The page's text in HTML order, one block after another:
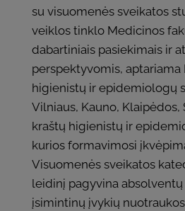
su visuomenės sveikatos
veiklos tinklo Medicinos
dabartiniais pasiekimais ir
perspektyvomis, aptariama
higienistų ir epidemiologų
Vilniaus, Kauno, Klaipėdos,
kraštų higienistų ir
kurios formavimosi
Visuomenės sveikatos
leidinį pagyvina
įsimintinų įvykių